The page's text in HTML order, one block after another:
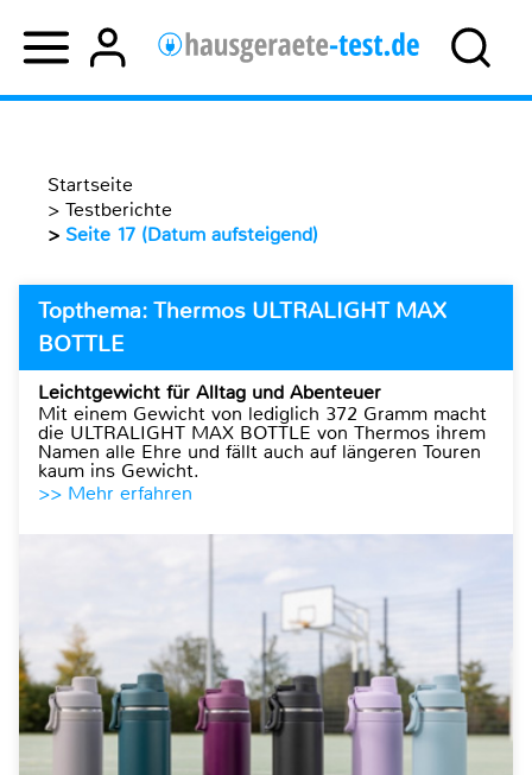
Startseite
> Testberichte
>
Seite 17 (Datum aufsteigend)
Topthema: Thermos ULTRALIGHT MAX
BOTTLE
Leichtgewicht für Alltag und Abenteuer
Mit einem Gewicht von lediglich 372 Gramm macht
die ULTRALIGHT MAX BOTTLE von Thermos ihrem
Namen alle Ehre und fällt auch auf längeren Touren
kaum ins Gewicht.
>> Mehr erfahren